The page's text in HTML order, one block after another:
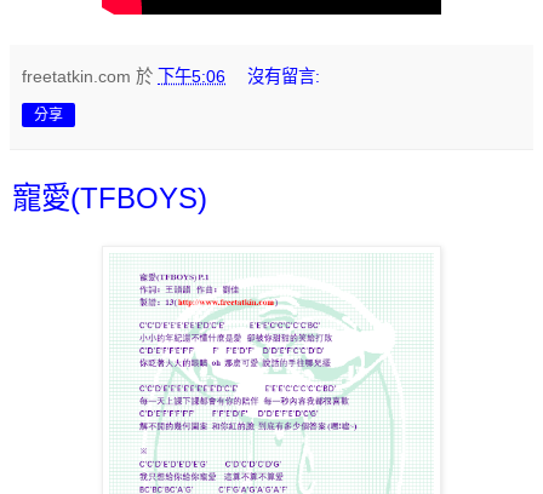
freetatkin.com 於 下午5:06 沒有留言:
分享
寵愛(TFBOYS)